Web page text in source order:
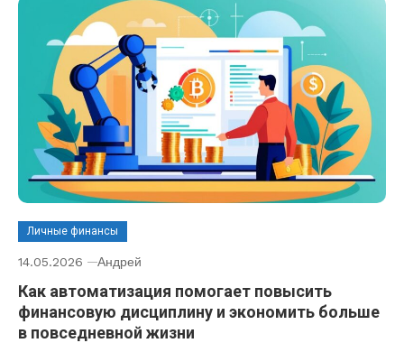
Личные финансы
14.05.2026 Андрей
Как автоматизация помогает повысить
финансовую дисциплину и экономить больше
в повседневной жизни